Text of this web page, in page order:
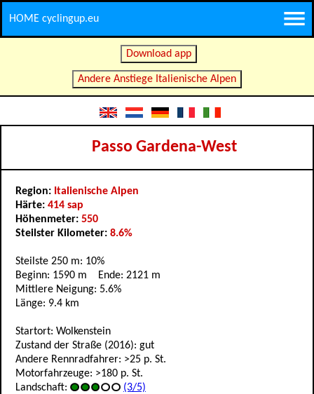
HOME cyclingup.eu
Download app
Andere Anstiege Italienische Alpen
Passo Gardena-West
Region: Italienische Alpen
Härte: 414 sap
Höhenmeter: 550
Steilster Kilometer: 8.6%
Steilste 250 m: 10%
Beginn: 1590 m Ende: 2121 m
Mittlere Neigung: 5.6%
Länge: 9.4 km
Startort: Wolkenstein
Zustand der Straße (2016): gut
Andere Rennradfahrer: >25 p. St.
Motorfahrzeuge: >180 p. St.
Landschaft:
(3/5)